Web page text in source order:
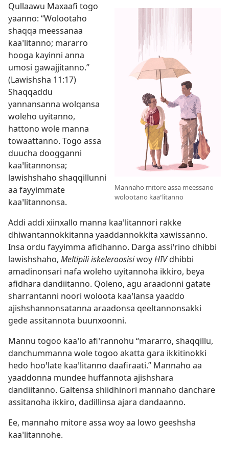
Mannaho mitore assa meessano
wolootano kaaꞌlitanno
Qullaawu Maxaafi togo
yaanno: “Wolootaho
shaqqa meessanaa
kaaꞌlitanno; mararro
hooga kayinni anna
umosi gawajjitanno.”
(Lawishsha 11:17)
Shaqqaddu
yannansanna wolqansa
woleho uyitanno,
hattono wole manna
towaattanno. Togo assa
duucha doogganni
kaaꞌlitannonsa;
lawishshaho shaqqillunni
aa fayyimmate
kaaꞌlitannonsa.
Addi addi xiinxallo manna kaaꞌlitannori rakke
dhiwantannokkitanna yaaddannokkita xawissanno.
Insa ordu fayyimma afidhanno. Darga assiꞌrino dhibbi
lawishshaho, Meltipili iskeleroosisiwoyHIVdhibbi
amadinonsari nafa woleho uyitannoha ikkiro, beya
afidhara dandiitanno. Qoleno, agu araadonni gatate
sharrantanni noori woloota kaaꞌlansa yaaddo
ajishshannonsatanna araadonsa qeeltannonsakki
gede assitannota buunxoonni.
Mannu togoo kaaꞌlo afiꞌrannohu “mararro, shaqqillu,
danchummanna wole togoo akatta gara ikkitinokki
hedo hooꞌlate kaaꞌlitanno daafiraati.” Mannaho aa
yaaddonna mundee huffannota ajishshara
dandiitanno. Galtensa shiidhinori mannaho danchare
assitanoha ikkiro, dadillinsa ajara dandaanno.
Ee, mannaho mitore assa woy aa lowo geeshsha
kaaꞌlitannohe.